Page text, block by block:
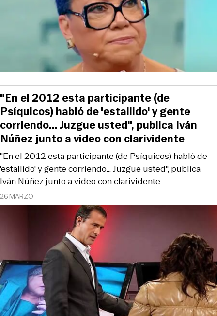
26 MARZO
"En el 2012 esta participante (de Psíquicos) habló de
'estallido' y gente corriendo... Juzgue usted", publica
Iván Núñez junto a video con clarividente
"En el 2012 esta participante (de
Psíquicos) habló de 'estallido' y gente
corriendo... Juzgue usted", publica Iván
Núñez junto a video con clarividente